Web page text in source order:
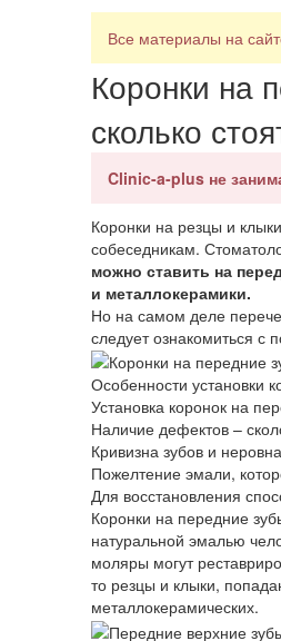
Все материалы на
Коронки на
сколько
Clinic-a-plus не
Коронки на резцы и
собеседникам.
можно ставить на
и металлокерамики.
Но на самом деле
следует ознакомиться с
Особенности установки
Установка коронок на
Наличие дефектов –
Кривизна зубов и
Пожелтение эмали,
Для восстановления
Коронки на передние
натуральной эмалью
моляры могут
то резцы и клыки,
металлокерамических.